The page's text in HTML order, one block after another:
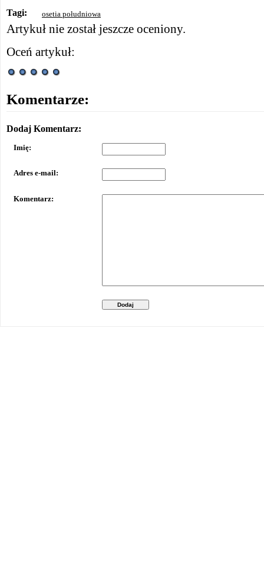
Tagi: osetia południowa
Artykuł nie został jeszcze oceniony.
Oceń artykuł:
Komentarze:
Dodaj Komentarz:
Imię:
Adres e-mail:
Komentarz:
Dodaj